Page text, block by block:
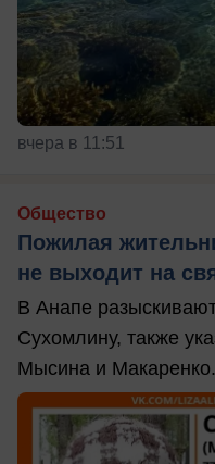
вчера в 11:51
Общество
Пожилая
не выходит на
В Анапе
Сухомлину, также
Мысина и Макаренко.